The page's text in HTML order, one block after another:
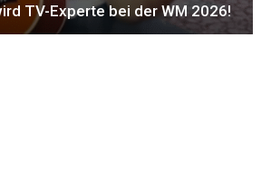
TV-Experte bei der WM 2026!